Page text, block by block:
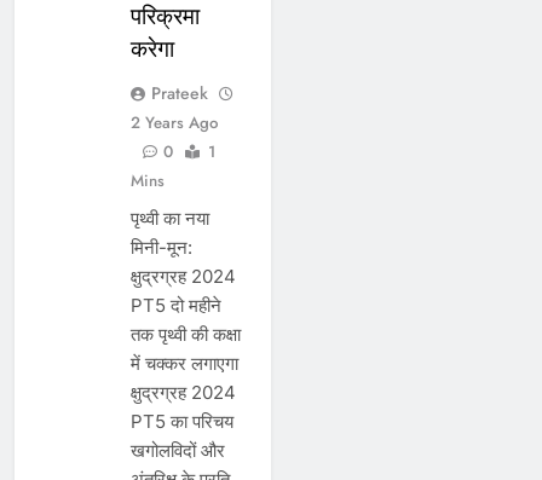
परिक्रमा
करेगा
Prateek
2 Years Ago
0
1
Mins
पृथ्वी का नया
मिनी-मून:
क्षुद्रग्रह 2024
PT5 दो महीने
तक पृथ्वी की कक्षा
में चक्कर लगाएगा
क्षुद्रग्रह 2024
PT5 का परिचय
खगोलविदों और